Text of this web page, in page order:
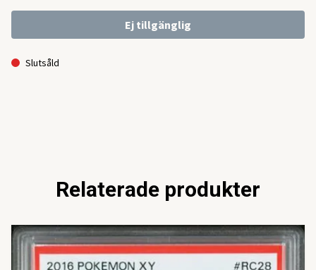
Ej tillgänglig
Slutsåld
Relaterade produkter